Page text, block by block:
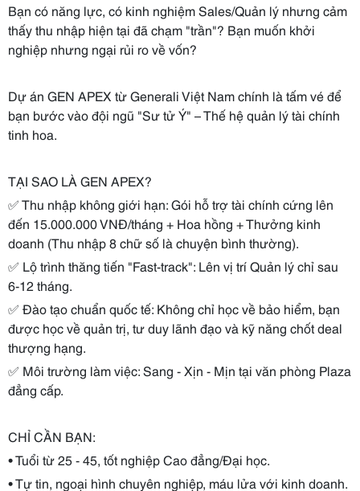
Bạn có năng lực, có kinh nghiệm Sales/Quản lý nhưng cảm
thấy thu nhập hiện tại đã chạm "trần"? Bạn muốn khởi
nghiệp nhưng ngại rủi ro về vốn?
Dự án GEN APEX từ Generali Việt Nam chính là tấm vé để
bạn bước vào đội ngũ "Sư tử Ý" – Thế hệ quản lý tài chính
tinh hoa.
TẠI SAO LÀ GEN APEX?
✅ Thu nhập không giới hạn: Gói hỗ trợ tài chính cứng lên
đến 15.000.000 VNĐ/tháng + Hoa hồng + Thưởng kinh
doanh (Thu nhập 8 chữ số là chuyện bình thường).
✅ Lộ trình thăng tiến "Fast-track": Lên vị trí Quản lý chỉ sau
6-12 tháng.
✅ Đào tạo chuẩn quốc tế: Không chỉ học về bảo hiểm, bạn
được học về quản trị, tư duy lãnh đạo và kỹ năng chốt deal
thượng hạng.
✅ Môi trường làm việc: Sang - Xịn - Mịn tại văn phòng Plaza
đẳng cấp.
CHỈ CẦN BẠN:
• Tuổi từ 25 - 45, tốt nghiệp Cao đẳng/Đại học.
• Tự tin, ngoại hình chuyên nghiệp, máu lửa với kinh doanh.